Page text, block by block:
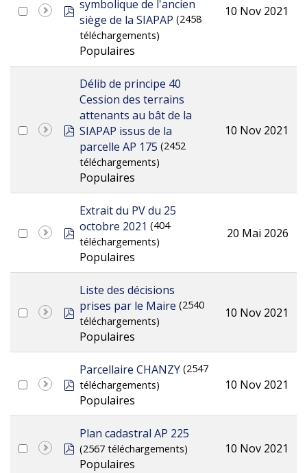
pdf
symbolique de l'ancien
siège de la SIAPAP (2458
téléchargements)
Populaires
10 Nov 2021
pdf
Délib de principe 40
Cession des terrains
attenants au bât de la
SIAPAP issus de la
parcelle AP 175 (2452
téléchargements)
Populaires
10 Nov 2021
pdf
Extrait du PV du 25
octobre 2021 (404
téléchargements)
Populaires
20 Mai 2026
pdf
Liste des décisions
prises par le Maire (2540
téléchargements)
Populaires
10 Nov 2021
pdf
Parcellaire CHANZY (2547
téléchargements)
Populaires
10 Nov 2021
pdf
Plan cadastral AP 225
(2567 téléchargements)
Populaires
10 Nov 2021